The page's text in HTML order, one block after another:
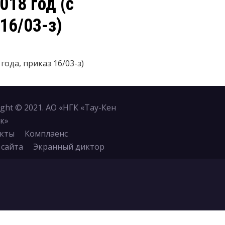
03-з)
приказ 16/03-з)
© 2021. АО «НГК «Тау-Кен
Комплаенс
Экранный диктор